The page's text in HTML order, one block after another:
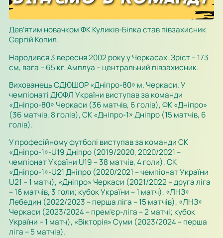
Дев’ятим новачком ФК Куликів-Білка став півзахисник
Сергій Копил.
Народився 3 вересня 2002 року у Черкасах. Зріст – 173
см, вага – 65 кг. Амплуа – центральний півзахисник.
Вихованець СДЮШОР «Дніпро-80» м. Черкаси. У
чемпіонаті ДЮФЛ України виступав за команди
«Дніпро-80» Черкаси (36 матчів, 6 голів), ФК «Дніпро»
(36 матчів, 8 голів), СК «Дніпро-1» Дніпро (15 матчів, 6
голів).
У професійному футболі виступав за команди СК
«Дніпро-1»-U19 Дніпро (2019/2020, 2020/2021 –
чемпіонат України U19 – 38 матчів, 4 голи), СК
«Дніпро-1»-U21 Дніпро (2020/2021 – чемпіонат України
U21 – 1 матч), «Дніпро» Черкаси (2021/2022 – друга ліга
– 16 матчів, 3 голи; кубок України – 1 матч), «ЛНЗ»
Лебедин (2022/2023 – перша ліга – 15 матчів), «ЛНЗ»
Черкаси (2023/2024 – прем’єр-ліга – 2 матчі; кубок
України – 1 матч), «Вікторія» Суми (2023/2024 – перша
ліга – 5 матчів).